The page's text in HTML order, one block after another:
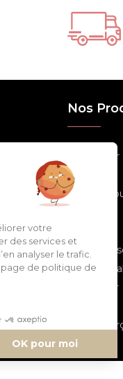
Nos
> Relooker
> Habiller
>
>
>
> S'inspirer
>